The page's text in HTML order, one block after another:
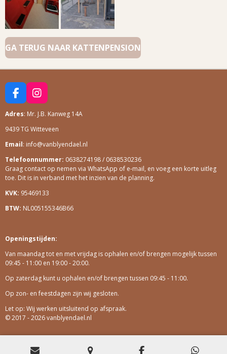
GA TERUG NAAR KATTENPENSION
F
A
C
E
O
O
K
I
N
S
T
G
A
M
Adres: Mr. J.B. Kanweg 14A
9439 TG Witteveen
Email: info@vanblyendael.nl
Telefoonnummer: 0638274198 / 0638530236
Graag contact op nemen via WhatsApp of e-mail, en voeg een korte uitleg
toe. Dit is in verband met het inzien van de planning.
KVK: 95469133
BTW: NL005155346B66
Openingstijden:
Van maandag tot en met vrijdag is ophalen en/of brengen mogelijk tussen
09:45 - 11:00 en 19:00 - 20:00.
Op zaterdag kunt u ophalen en/of brengen tussen 09:45 - 11:00.
Op zon- en feestdagen zijn wij gesloten.
Let op: Wij werken uitsluitend op afspraak.
© 2017 - 2026 vanblyendael.nl